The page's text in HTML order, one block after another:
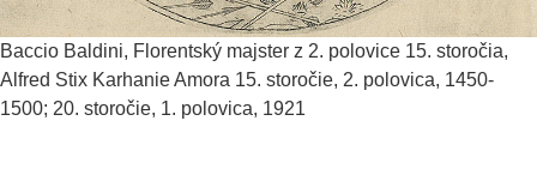
Baccio Baldini, Florentský majster z 2. polovice 15. storočia,
Alfred Stix Karhanie Amora 15. storočie, 2. polovica, 1450-
1500; 20. storočie, 1. polovica, 1921